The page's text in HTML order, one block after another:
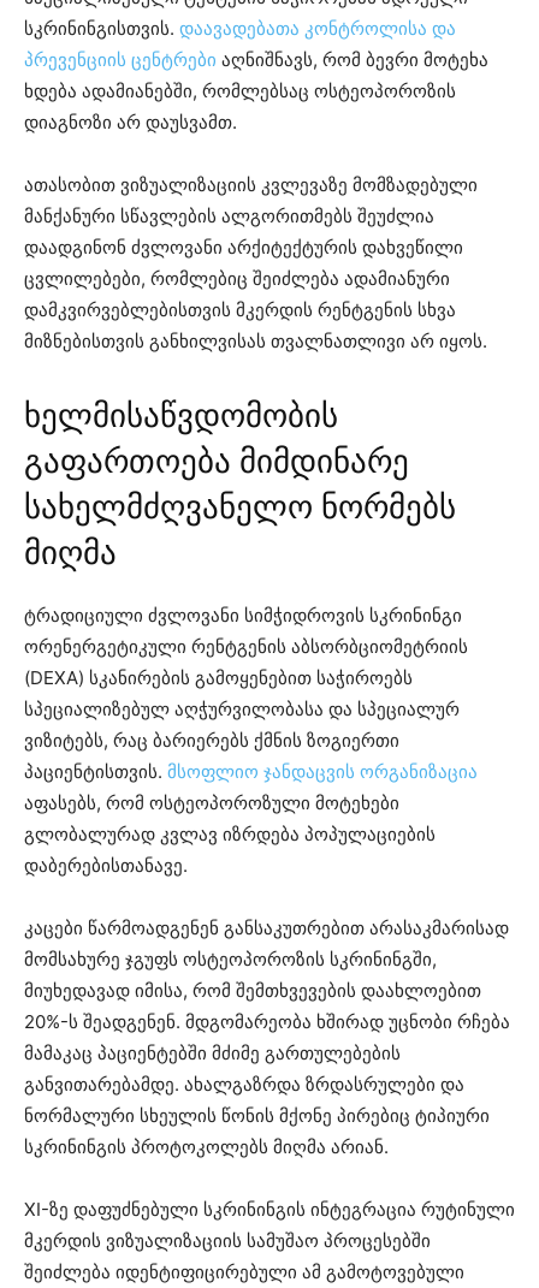
სკრინინგისთვის. დაავადებათა კონტროლისა და
პრევენციის ცენტრები აღნიშნავს, რომ ბევრი მოტეხა
ხდება ადამიანებში, რომლებსაც ოსტეოპოროზის
დიაგნოზი არ დაუსვამთ.
ათასობით ვიზუალიზაციის კვლევაზე მომზადებული
მანქანური სწავლების ალგორითმებს შეუძლია
დაადგინონ ძვლოვანი არქიტექტურის დახვეწილი
ცვლილებები, რომლებიც შეიძლება ადამიანური
დამკვირვებლებისთვის მკერდის რენტგენის სხვა
მიზნებისთვის განხილვისას თვალნათლივი არ იყოს.
ხელმისაწვდომობის
გაფართოება მიმდინარე
სახელმძღვანელო ნორმებს
მიღმა
ტრადიციული ძვლოვანი სიმჭიდროვის სკრინინგი
ორენერგეტიკული რენტგენის აბსორბციომეტრიის
(DEXA) სკანირების გამოყენებით საჭიროებს
სპეციალიზებულ აღჭურვილობასა და სპეციალურ
ვიზიტებს, რაც ბარიერებს ქმნის ზოგიერთი
პაციენტისთვის. მსოფლიო ჯანდაცვის ორგანიზაცია
აფასებს, რომ ოსტეოპოროზული მოტეხები
გლობალურად კვლავ იზრდება პოპულაციების
დაბერებისთანავე.
კაცები წარმოადგენენ განსაკუთრებით არასაკმარისად
მომსახურე ჯგუფს ოსტეოპოროზის სკრინინგში,
მიუხედავად იმისა, რომ შემთხვევების დაახლოებით
20%-ს შეადგენენ. მდგომარეობა ხშირად უცნობი რჩება
მამაკაც პაციენტებში მძიმე გართულებების
განვითარებამდე. ახალგაზრდა ზრდასრულები და
ნორმალური სხეულის წონის მქონე პირებიც ტიპიური
სკრინინგის პროტოკოლებს მიღმა არიან.
XI-ზე დაფუძნებული სკრინინგის ინტეგრაცია რუტინული
მკერდის ვიზუალიზაციის სამუშაო პროცესებში
შეიძლება იდენტიფიცირებული ამ გამოტოვებული